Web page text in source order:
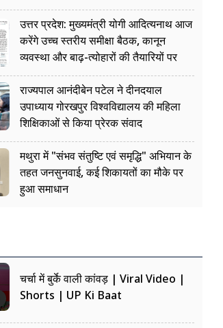
उत्तर प्रदेश: मुख्यमंत्री योगी आदित्यनाथ आज
करेंगे उच्च स्तरीय समीक्षा बैठक, कानून
व्यवस्था और बाढ़-त्योहारों की तैयारियों पर
नजर
राज्यपाल आनंदीबेन पटेल ने दीनदयाल
उपाध्याय गोरखपुर विश्वविद्यालय की महिला
शिक्षिकाओं से किया प्रेरक संवाद
मथुरा में "संभव संतुष्टि एवं समृद्धि" अभियान के
तहत जनसुनवाई, कई शिकायतों का मौके पर
हुआ समाधान
चर्चा में बुर्के वाली कांवड़ | Viral Video |
Shorts | UP Ki Baat